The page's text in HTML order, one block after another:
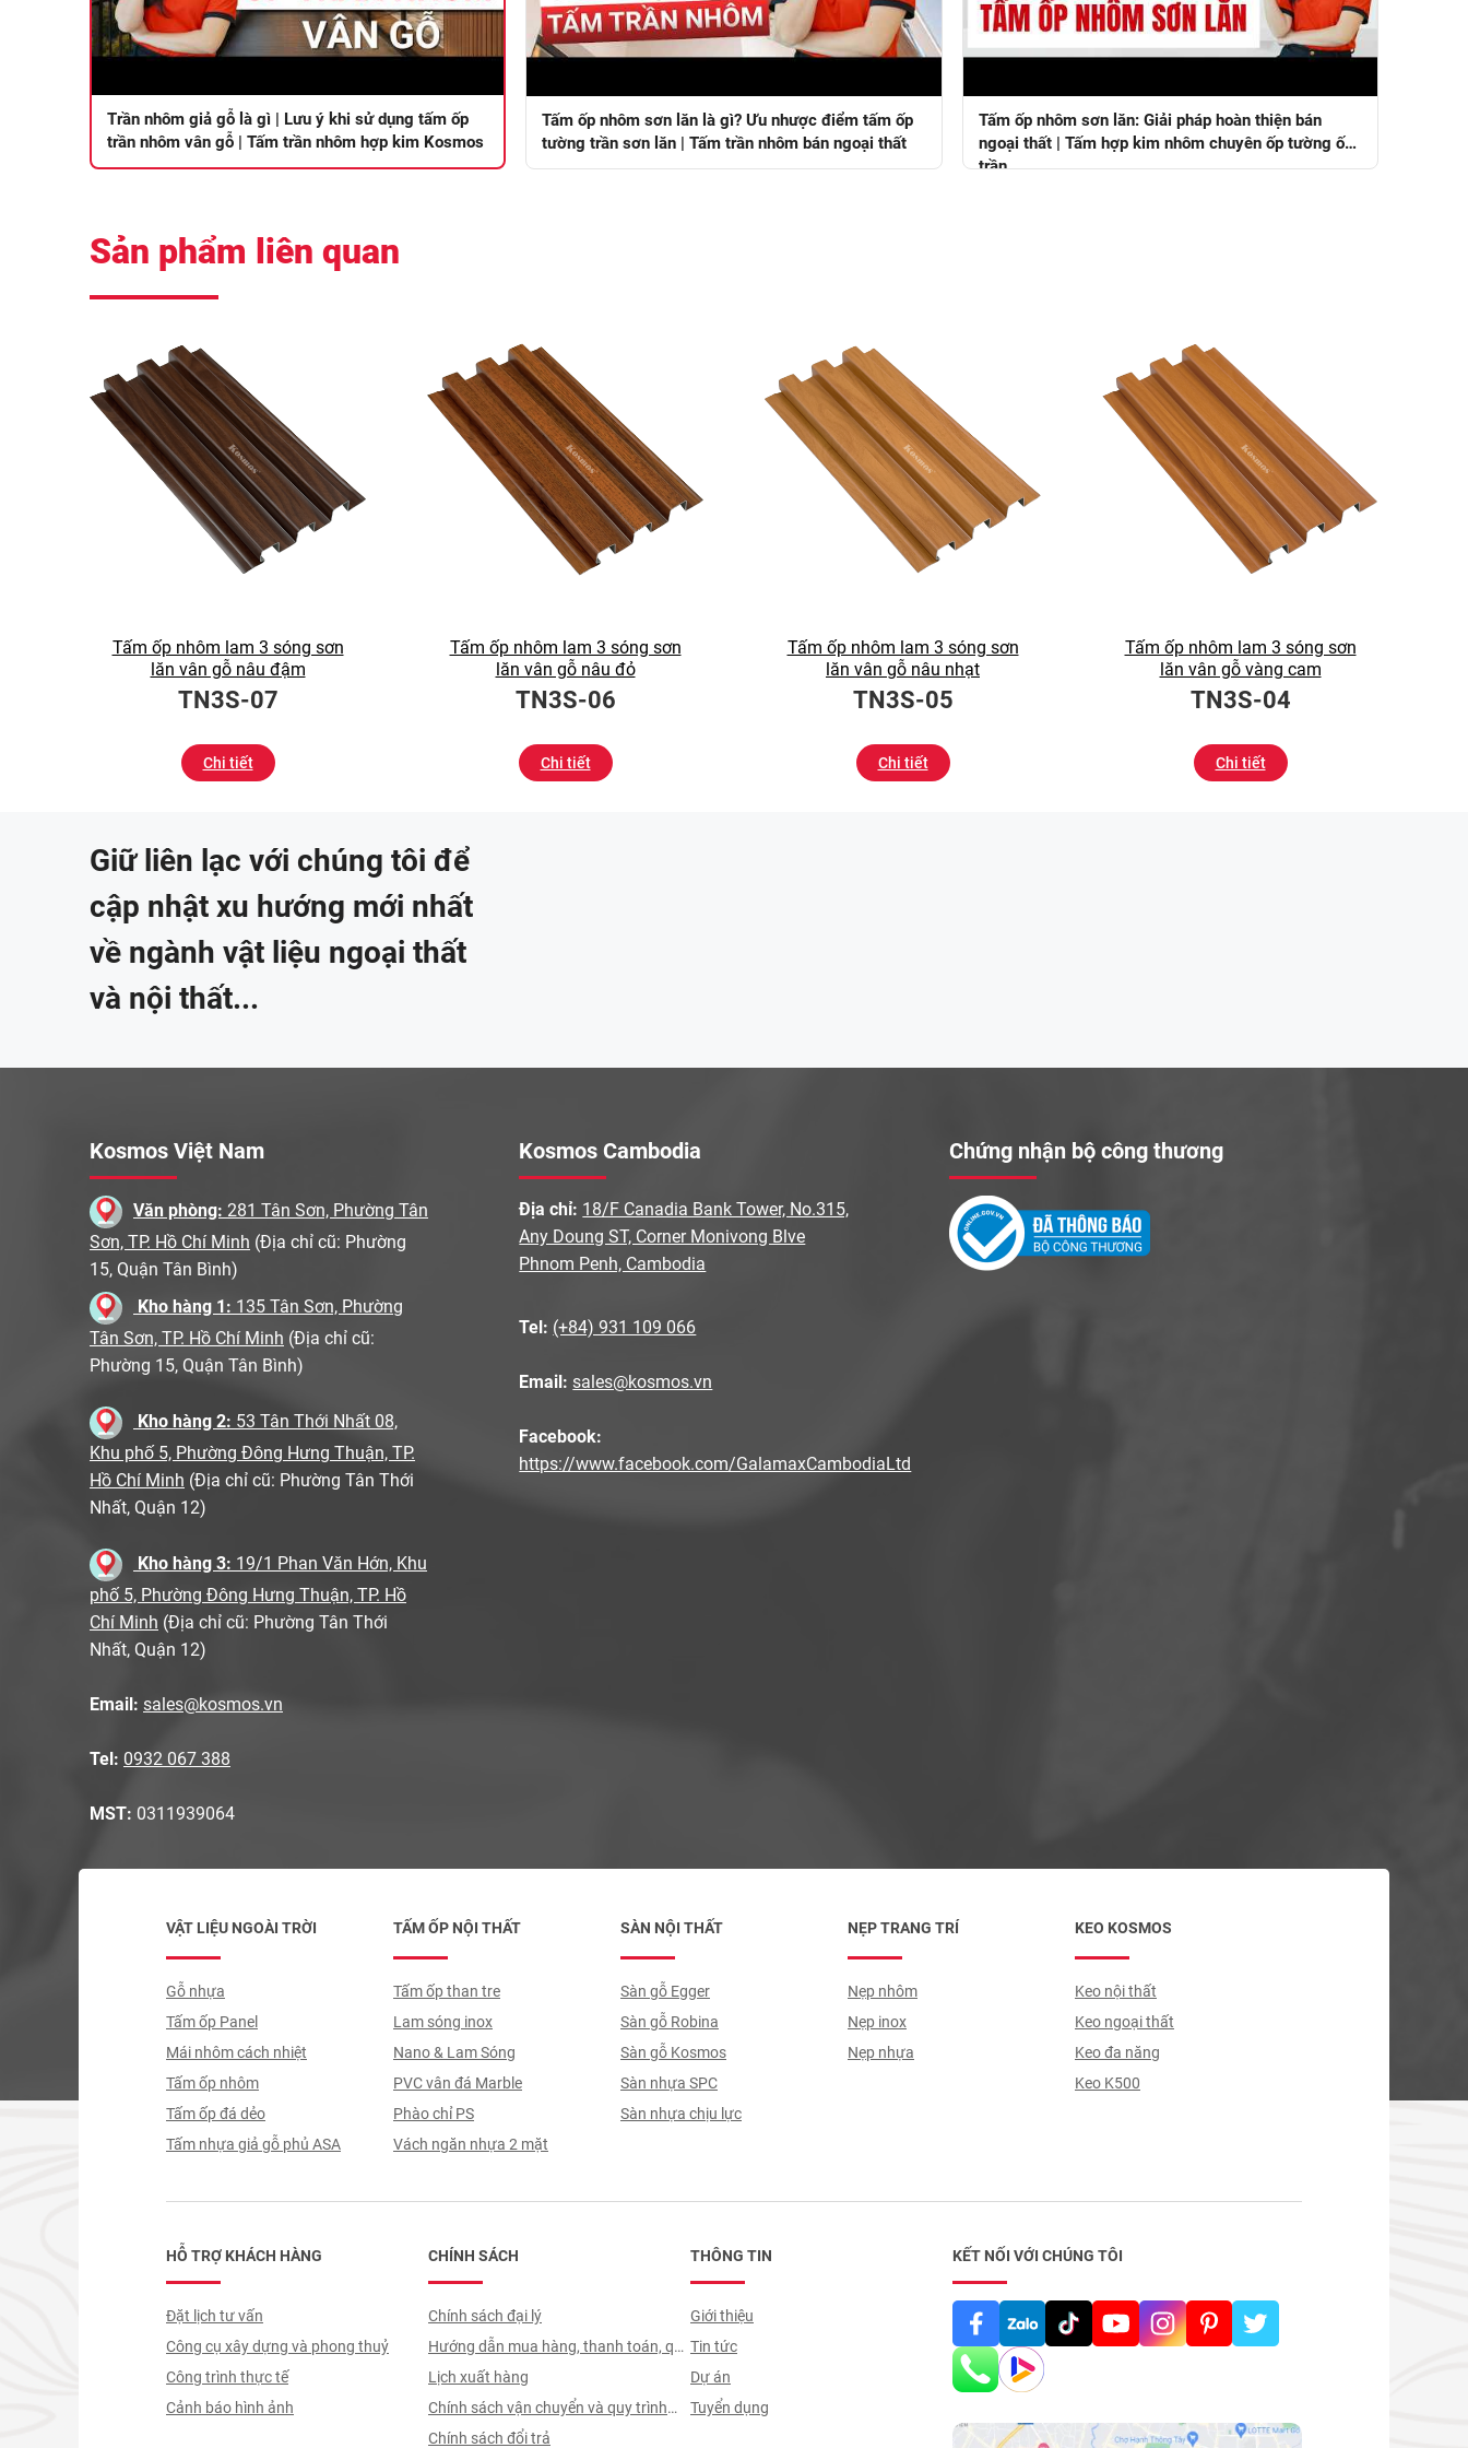
Trần nhôm giả gỗ là gì | Lưu ý khi sử dụng tấm ốp
trần nhôm vân gỗ | Tấm trần nhôm hợp kim Kosmos
Tấm ốp nhôm sơn lăn là gì? Ưu nhược điểm tấm ốp
tường trần sơn lăn | Tấm trần nhôm bán ngoại thất
Tấm ốp nhôm sơn lăn: Giải pháp hoàn thiện bán
ngoại thất | Tấm hợp kim nhôm chuyên ốp tường ốp
trần
Sản phẩm liên quan
Tấm ốp nhôm lam 3 sóng sơn
lăn vân gỗ nâu đậm
TN3S-07
Chi tiết
Tấm ốp nhôm lam 3 sóng sơn
lăn vân gỗ nâu đỏ
TN3S-06
Chi tiết
Tấm ốp nhôm lam 3 sóng sơn
lăn vân gỗ nâu nhạt
TN3S-05
Chi tiết
Tấm ốp nhôm lam 3 sóng sơn
lăn vân gỗ vàng cam
TN3S-04
Chi tiết
Giữ liên lạc với chúng tôi để
cập nhật xu hướng mới nhất
về ngành vật liệu ngoại thất
và nội thất...
Kosmos Việt Nam
Văn phòng: 281 Tân Sơn, Phường Tân
Sơn, TP. Hồ Chí Minh (Địa chỉ cũ: Phường
15, Quận Tân Bình)
Kho hàng 1: 135 Tân Sơn, Phường
Tân Sơn, TP. Hồ Chí Minh (Địa chỉ cũ:
Phường 15, Quận Tân Bình)
Kho hàng 2: 53 Tân Thới Nhất 08,
Khu phố 5, Phường Đông Hưng Thuận, TP.
Hồ Chí Minh (Địa chỉ cũ: Phường Tân Thới
Nhất, Quận 12)
Kho hàng 3: 19/1 Phan Văn Hớn, Khu
phố 5, Phường Đông Hưng Thuận, TP. Hồ
Chí Minh (Địa chỉ cũ: Phường Tân Thới
Nhất, Quận 12)
Email: sales@kosmos.vn
Tel: 0932 067 388
MST: 0311939064
Kosmos Cambodia
Địa chỉ: 18/F Canadia Bank Tower, No.315,
Any Doung ST, Corner Monivong Blve
Phnom Penh, Cambodia
Tel: (+84) 931 109 066
Email: sales@kosmos.vn
Facebook:
https://www.facebook.com/GalamaxCambodiaLtd
Chứng nhận bộ công thương
VẬT LIỆU NGOÀI TRỜI
Gỗ nhựa
Tấm ốp Panel
Mái nhôm cách nhiệt
Tấm ốp nhôm
Tấm ốp đá dẻo
Tấm nhựa giả gỗ phủ ASA
TẤM ỐP NỘI THẤT
Tấm ốp than tre
Lam sóng inox
Nano & Lam Sóng
PVC vân đá Marble
Phào chỉ PS
Vách ngăn nhựa 2 mặt
SÀN NỘI THẤT
Sàn gỗ Egger
Sàn gỗ Robina
Sàn gỗ Kosmos
Sàn nhựa SPC
Sàn nhựa chịu lực
NẸP TRANG TRÍ
Nẹp nhôm
Nẹp inox
Nẹp nhựa
KEO KOSMOS
Keo nội thất
Keo ngoại thất
Keo đa năng
Keo K500
HỖ TRỢ KHÁCH HÀNG
Đặt lịch tư vấn
Công cụ xây dựng và phong thuỷ
Công trình thực tế
Cảnh báo hình ảnh
CHÍNH SÁCH
Chính sách đại lý
Hướng dẫn mua hàng, thanh toán, quy
trình ký hợp đồng
Lịch xuất hàng
Chính sách vận chuyển và quy trình
giao nhận
Chính sách đổi trả
THÔNG TIN
Giới thiệu
Tin tức
Dự án
Tuyển dụng
KẾT NỐI VỚI CHÚNG TÔI